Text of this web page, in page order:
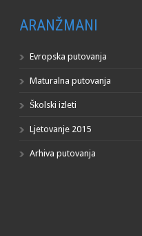
ARANŽMANI
Evropska putovanja
Maturalna putovanja
Školski izleti
Ljetovanje 2015
Arhiva putovanja